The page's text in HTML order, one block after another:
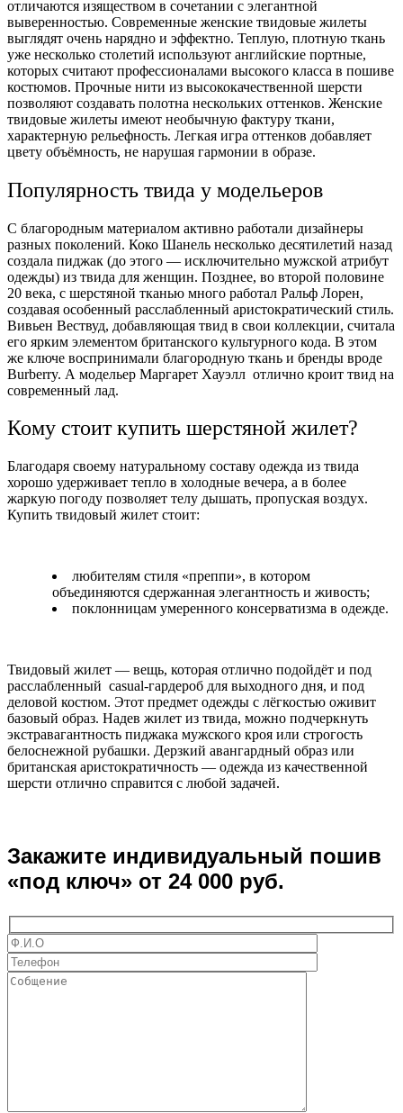
отличаются изяществом в сочетании с элегантной
выверенностью. Современные женские твидовые жилеты
выглядят очень нарядно и эффектно. Теплую, плотную ткань
уже несколько столетий используют английские портные,
которых считают профессионалами высокого класса в пошиве
костюмов. Прочные нити из высококачественной шерсти
позволяют создавать полотна нескольких оттенков. Женские
твидовые жилеты имеют необычную фактуру ткани,
характерную рельефность. Легкая игра оттенков добавляет
цвету объёмность, не нарушая гармонии в образе.
Популярность твида у модельеров
С благородным материалом активно работали дизайнеры
разных поколений. Коко Шанель несколько десятилетий назад
создала пиджак (до этого — исключительно мужской атрибут
одежды) из твида для женщин. Позднее, во второй половине
20 века, с шерстяной тканью много работал Ральф Лорен,
создавая особенный расслабленный аристократический стиль.
Вивьен Вествуд, добавляющая твид в свои коллекции, считала
его ярким элементом британского культурного кода. В этом
же ключе воспринимали благородную ткань и бренды вроде
Burberry. А модельер Маргарет Хауэлл отлично кроит твид на
современный лад.
Кому стоит купить шерстяной жилет?
Благодаря своему натуральному составу одежда из твида
хорошо удерживает тепло в холодные вечера, а в более
жаркую погоду позволяет телу дышать, пропуская воздух.
Купить твидовый жилет стоит:
любителям стиля «преппи», в котором
объединяются сдержанная элегантность и живость;
поклонницам умеренного консерватизма в одежде.
Твидовый жилет — вещь, которая отлично подойдёт и под
расслабленный casual-гардероб для выходного дня, и под
деловой костюм. Этот предмет одежды с лёгкостью оживит
базовый образ. Надев жилет из твида, можно подчеркнуть
экстравагантность пиджака мужского кроя или строгость
белоснежной рубашки. Дерзкий авангардный образ или
британская аристократичность — одежда из качественной
шерсти отлично справится с любой задачей.
Закажите индивидуальный пошив
«под ключ» от 24 000 руб.